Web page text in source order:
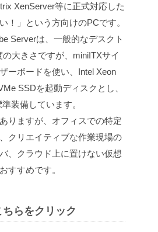
XenServer等に正式対応した
！」という方向けのPCです。
Serverは、一般的なデスクト
大きさですが、miniITXサイ
ーボードを使い、Intel Xeon
SSDを起動ディスクとし、
装備しています。
りますが、オフィスでの特定
クリエイティブな作業現場の
、クラウド上に置けない仮想
すすめです。
らをクリック